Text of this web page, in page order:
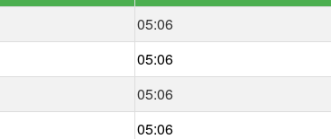
05:06
05:06
05:06
05:06